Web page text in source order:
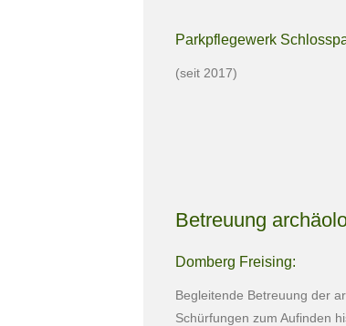
Parkpflegewerk
(seit 2017)
Betreuung
Domberg Freising:
Begleitende Betreuung der
Schürfungen zum Aufinden